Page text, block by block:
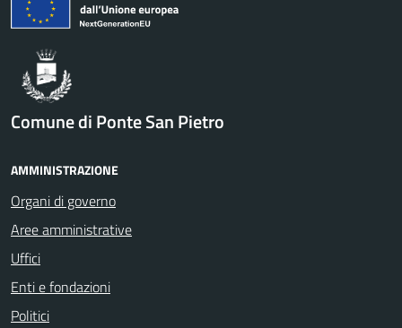
Comune di Ponte San Pietro
AMMINISTRAZIONE
Organi di governo
Aree amministrative
Uffici
Enti e fondazioni
Politici